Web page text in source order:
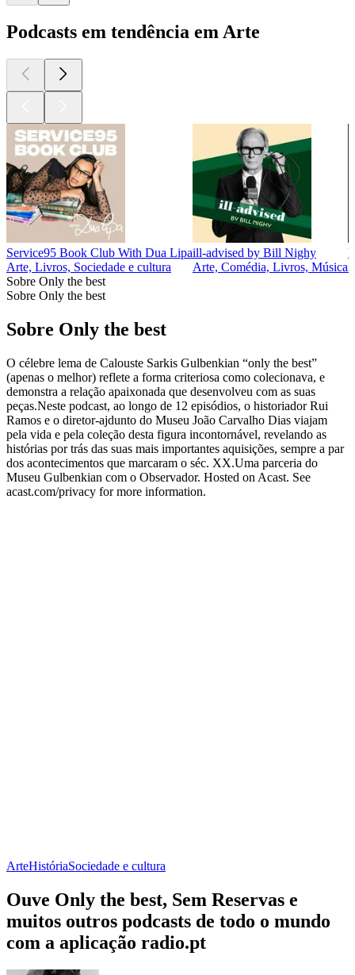
Podcasts em tendência em Arte
Service95 Book Club With Dua Lipa
Arte, Livros, Sociedade e cultura
ill-advised by Bill Nighy
Arte, Comédia, Livros, Música
Sobre Only the best
Sobre Only the best
Sobre Only the best
O célebre lema de Calouste Sarkis Gulbenkian “only the best”
(apenas o melhor) reflete a forma criteriosa como colecionava, e
demonstra a relação apaixonada que desenvolveu com as suas
peças.Neste podcast, ao longo de 12 episódios, o historiador Rui
Ramos e o diretor-ajdunto do Museu João Carvalho Dias viajam
pela vida e pela coleção desta figura incontornável, revelando as
histórias por trás das suas mais importantes aquisições, sempre a par
dos acontecimentos que marcaram o séc. XX.Uma parceria do
Museu Gulbenkian com o Observador. Hosted on Acast. See
acast.com/privacy for more information.
ArteHistóriaSociedade e cultura
Ouve Only the best, Sem Reservas e
muitos outros podcasts de todo o mundo
com a aplicação radio.pt